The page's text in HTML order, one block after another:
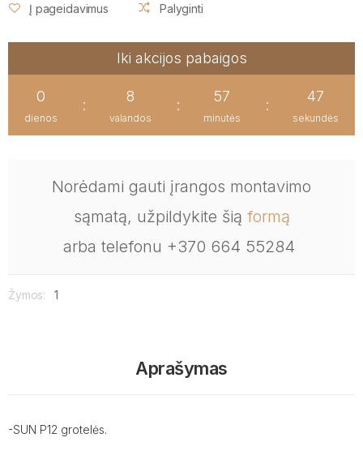
Į pageidavimus Palyginti
Iki akcijos pabaigos
0
dienos
:
8
valandos
:
57
minutės
:
46
sekundės
Norėdami gauti įrangos montavimo
sąmatą, užpildykite šią formą
arba telefonu +370 664 55284
Žymos: 1
Aprašymas
-SUN P12 grotelės.